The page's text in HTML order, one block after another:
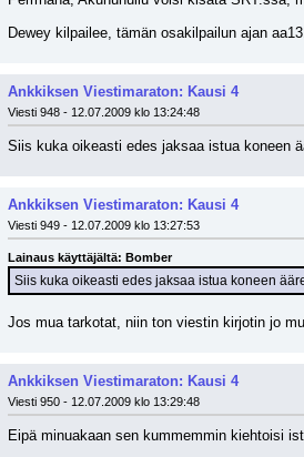
Dewey kilpailee, tämän osakilpailun ajan
Ankkiksen Viestimaraton: Kausi 4
Viesti 948 - 12.07.2009 klo 13:24:48
Siis kuka oikeasti edes jaksaa istua koneen
Ankkiksen Viestimaraton: Kausi 4
Viesti 949 - 12.07.2009 klo 13:27:53
Lainaus käyttäjältä: Bomber
Siis kuka oikeasti edes jaksaa istua koneen
Jos mua tarkotat, niin ton viestin kirjotin jo
Ankkiksen Viestimaraton: Kausi 4
Viesti 950 - 12.07.2009 klo 13:29:48
Eipä minuakaan sen kummemmin kiehtoisi